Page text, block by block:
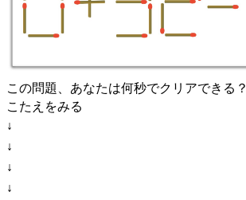
この問題、あなたは何秒でクリアできる？
こたえをみる
↓
↓
↓
↓